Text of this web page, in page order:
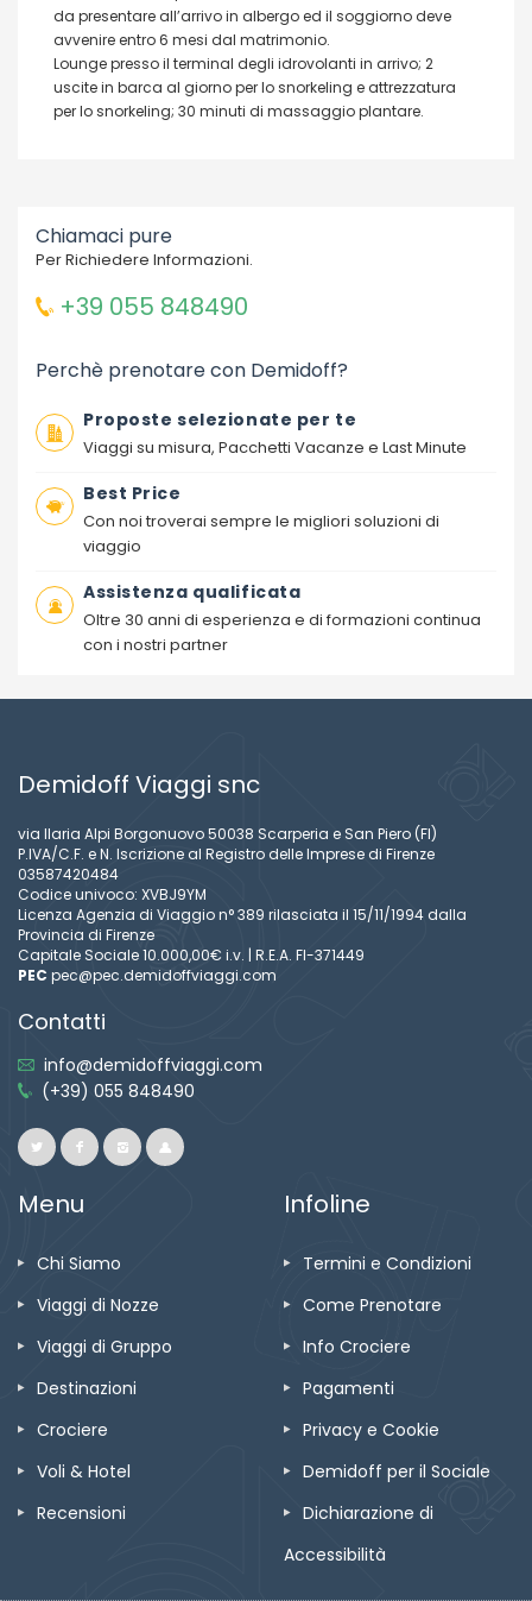
da presentare all’arrivo in albergo ed il soggiorno deve
avvenire entro 6 mesi dal matrimonio.
Lounge presso il terminal degli idrovolanti in arrivo; 2
uscite in barca al giorno per lo snorkeling e attrezzatura
per lo snorkeling; 30 minuti di massaggio plantare.
Chiamaci pure
Per Richiedere Informazioni.
+39 055 848490
Perchè prenotare con Demidoff?
Proposte selezionate per te
Viaggi su misura, Pacchetti Vacanze e Last Minute
Best Price
Con noi troverai sempre le migliori soluzioni di
viaggio
Assistenza qualificata
Oltre 30 anni di esperienza e di formazioni continua
con i nostri partner
Demidoff Viaggi snc
via Ilaria Alpi Borgonuovo 50038 Scarperia e San Piero (FI)
P.IVA/C.F. e N. Iscrizione al Registro delle Imprese di Firenze
03587420484
Codice univoco: XVBJ9YM
Licenza Agenzia di Viaggio n° 389 rilasciata il 15/11/1994 dalla
Provincia di Firenze
Capitale Sociale 10.000,00€ i.v. | R.E.A. FI-371449
PEC pec@pec.demidoffviaggi.com
Contatti
info@demidoffviaggi.com
(+39) 055 848490
Menu
Chi Siamo
Viaggi di Nozze
Viaggi di Gruppo
Destinazioni
Crociere
Voli & Hotel
Recensioni
Infoline
Termini e Condizioni
Come Prenotare
Info Crociere
Pagamenti
Privacy e Cookie
Demidoff per il Sociale
Dichiarazione di
Accessibilità